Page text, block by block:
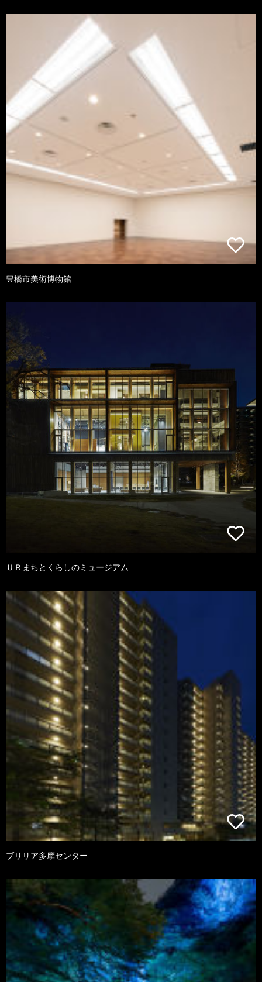
豊橋市美術博物館
ＵＲまちとくらしのミュージアム
ブリリア多摩センター